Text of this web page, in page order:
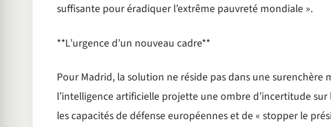
suffisante pour éradiquer l’extrême pauvreté mondiale ».
**L’urgence d’un nouveau cadre**
Pour Madrid, la solution ne réside pas dans une
l’intelligence artificielle projette une ombre d’incertitude
les capacités de défense européennes et de « stopper le